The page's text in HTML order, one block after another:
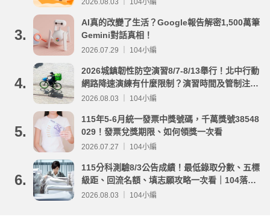
2026.08.03 ｜ 104小編
3.
AI真的改變了生活？Google報告解密1,500萬筆
Gemini對話真相！
2026.07.29 ｜ 104小編
4.
2026城鎮韌性防空演習8/7-8/13舉行！北中行動
網路降速演練有什麼限制？演習時間及管制注意
事項整理
2026.08.03 ｜ 104小編
5.
115年5-6月統一發票中獎號碼，千萬獎號38548
029！發票兌獎期限、如何領獎一次看
2026.07.27 ｜ 104小編
6.
115分科測驗8/3公告成績！最低錄取分數、五標
級距、回流名額、填志願攻略一次看｜104落點
分析
2026.08.03 ｜ 104小編